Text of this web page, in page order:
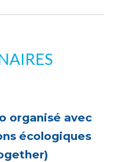
organisé avec
écologiques